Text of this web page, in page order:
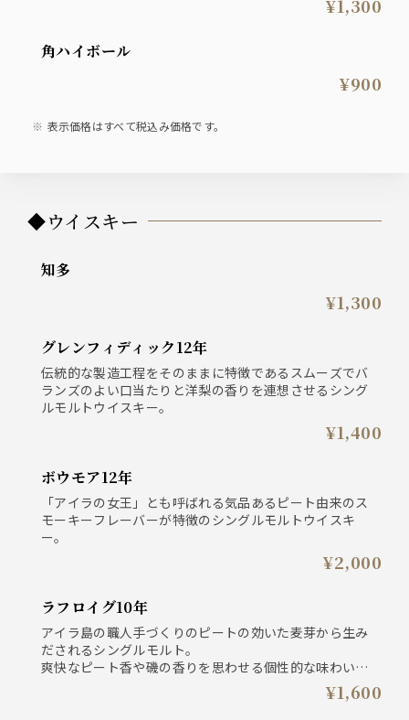
¥1,300
角ハイボール
¥900
表示価格はすべて税込み価格です。
◆ウイスキー
知多
¥1,300
グレンフィディック12年
伝統的な製造工程をそのままに特徴であるスムーズでバ
ランズのよい口当たりと洋梨の香りを連想させるシング
ルモルトウイスキー。
¥1,400
ボウモア12年
「アイラの女王」とも呼ばれる気品あるピート由来のス
モーキーフレーバーが特徴のシングルモルトウイスキ
ー。
¥2,000
ラフロイグ10年
アイラ島の職人手づくりのピートの効いた麦芽から生み
だされるシングルモルト。
爽快なピート香や磯の香りを思わせる個性的な味わいが
¥1,600